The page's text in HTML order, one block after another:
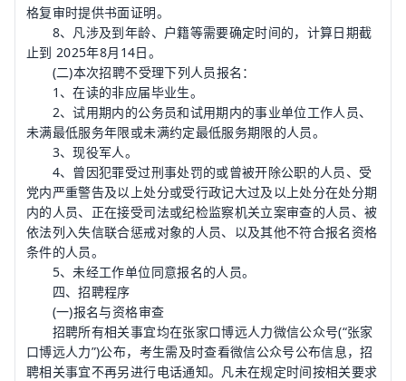
格复审时提供书面证明。
8、凡涉及到年龄、户籍等需要确定时间的，计算日期截
止到 2025年8月14日。
(二)本次招聘不受理下列人员报名：
1、在读的非应届毕业生。
2、试用期内的公务员和试用期内的事业单位工作人员、
未满最低服务年限或未满约定最低服务期限的人员。
3、现役军人。
4、曾因犯罪受过刑事处罚的或曾被开除公职的人员、受
党内严重警告及以上处分或受行政记大过及以上处分在处分期
内的人员、正在接受司法或纪检监察机关立案审查的人员、被
依法列入失信联合惩戒对象的人员、以及其他不符合报名资格
条件的人员。
5、未经工作单位同意报名的人员。
四、招聘程序
(一)报名与资格审查
招聘所有相关事宜均在张家口博远人力微信公众号(“张家
口博远人力”)公布，考生需及时查看微信公众号公布信息，招
聘相关事宜不再另进行电话通知。凡未在规定时间按相关要求